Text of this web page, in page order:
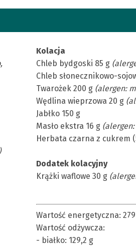
Kolacja
Chleb bydgoski 85 g
Chleb słonecznikowo-
Twarożek 200 g (alergen:
Wędlina wieprzowa 20 g
Jabłko 150 g
Masło ekstra 16 g
Herbata czarna z cukrem
Dodatek kolacyjny
Krążki waflowe 30 g
Wartość energetyczna:
Wartość odżywcza:
- białko: 129,2 g